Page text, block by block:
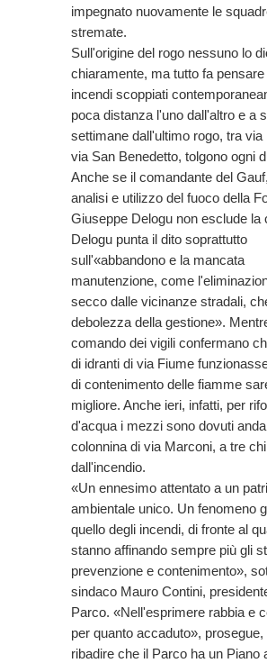
impegnato nuovamente le
stremate.
Sull'origine del rogo nessuno lo
chiaramente, ma tutto fa pensare
incendi scoppiati
poca distanza l'uno dall'altro e a
settimane dall'ultimo rogo, tra via
via San Benedetto, tolgono ogni
Anche se il comandante del
analisi e utilizzo del fuoco della
Giuseppe Delogu non esclude la
Delogu punta il dito soprattutto
sull'«abbandono e la mancata
manutenzione, come
secco dalle vicinanze stradali,
debolezza della gestione».
comando dei vigili confermano
di idranti di via Fiume
di contenimento delle fiamme
migliore. Anche ieri, infatti, per
d'acqua i mezzi sono dovuti
colonnina di via Marconi, a tre
dall'incendio.
«Un ennesimo attentato a un
ambientale unico. Un fenomeno
quello degli incendi, di fronte al
stanno affinando sempre più gli
prevenzione e contenimento»,
sindaco Mauro Contini,
Parco. «Nell'esprimere rabbia e
per quanto accaduto»,
ribadire che il Parco ha un Piano